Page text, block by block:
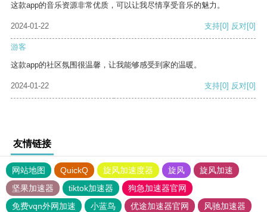
这款app的音乐资源非常优质，可以让我尽情享受音乐的魅力。
2024-01-22 支持[0] 反对[0]
游客
这款app的社区氛围很温馨，让我能够感受到家的温暖。
2024-01-22 支持[0] 反对[0]
友情链接
网站地图 QuickQ 旋风加速度器 旋风
旋风加速
坚果加速器
tiktok加速器
狗急加速器官网
免费vqn外网加速
小蓝鸟 优途加速器官网
风驰加速器